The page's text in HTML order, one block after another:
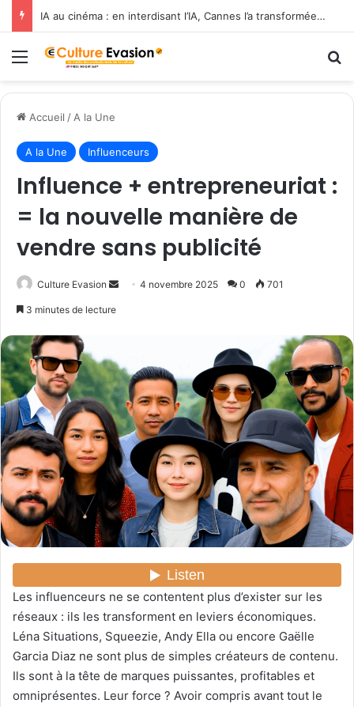
IA au cinéma : en interdisant l’IA, Cannes l’a transformée en label de luxe
Menu
Accueil / A la Une
A la Une Influenceurs
Influence + entrepreneuriat :
= la nouvelle manière de
vendre sans publicité
Culture Evasion
e
u
n
c
o
u
r
r
i
l
4 novembre 2025 0 701
3 minutes de lecture
Les influenceurs ne se contentent plus d’exister sur les
réseaux : ils les transforment en leviers économiques.
Léna Situations, Squeezie, Andy Ella ou encore Gaëlle
Garcia Diaz ne sont plus de simples créateurs de contenu.
Ils sont à la tête de marques puissantes, profitables et
omniprésentes. Leur force ? Avoir compris avant tout le